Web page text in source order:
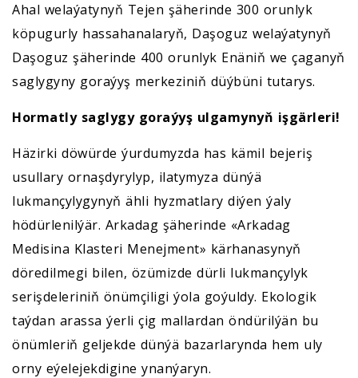
Ahal welaýatynyň Tejen şäherinde 300 orunlyk
köpugurly hassahanalaryň, Daşoguz welaýatynyň
Daşoguz şäherinde 400 orunlyk Enäniň we çaganyň
saglygyny goraýyş merkeziniň düýbüni tutarys.
Hormatly saglygy goraýyş ulgamynyň işgärleri!
Häzirki döwürde ýurdumyzda has kämil bejeriş
usullary ornaşdyrylyp, ilatymyza dünýä
lukmançylygynyň ähli hyzmatlary diýen ýaly
hödürlenilýär. Arkadag şäherinde «Arkadag
Medisina Klasteri Menejment» kärhanasynyň
döredilmegi bilen, özümizde dürli lukmançylyk
serişdeleriniň önümçiligi ýola goýuldy. Ekologik
taýdan arassa ýerli çig mallardan öndürilýän bu
önümleriň geljekde dünýä bazarlarynda hem uly
orny eýelejekdigine ynanýaryn.